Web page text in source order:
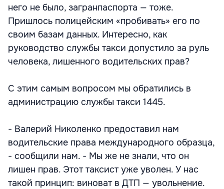
него не было, загранпаспорта — тоже.
Пришлось полицейским «пробивать» его по
своим базам данных. Интересно, как
руководство службы такси допустило за руль
человека, лишенного водительских прав?
С этим самым вопросом мы обратились в
администрацию службы такси 1445.
- Валерий Николенко предоставил нам
водительские права международного образца,
- сообщили нам. - Мы же не знали, что он
лишен прав. Этот таксист уже уволен. У нас
такой принцип: виноват в ДТП — увольнение.